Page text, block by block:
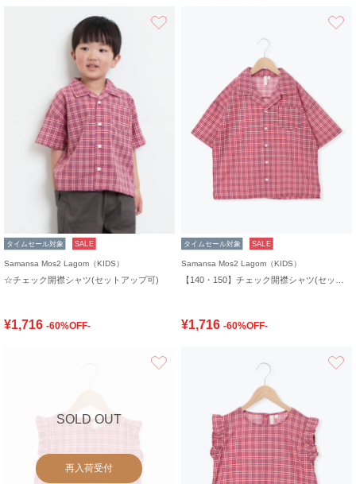
タイムセール対象 SALE
Samansa Mos2 Lagom（KIDS）
☆チェック開襟シャツ(セットアップ可)
¥1,716 -60%OFF-
タイムセール対象 SALE
Samansa Mos2 Lagom（KIDS）
¥1,716 -60%OFF-
SOLD OUT
再入荷受付